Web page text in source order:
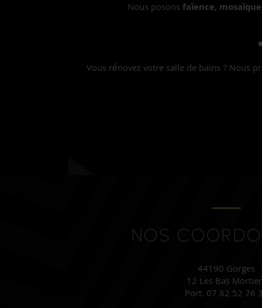
Nous posonsfaïence,
Vous rénovez votre salle de bains ? Nous
NOS
44190 Gorges
12 Les Bas
Port. 07 82 52 76